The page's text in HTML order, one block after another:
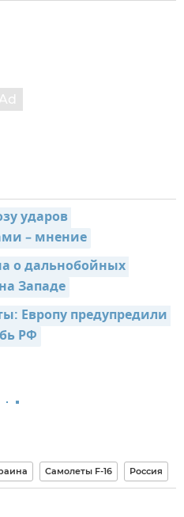
ударов
– мнение
о дальнобойных
Западе
Европу предупредили
РФ
Самолеты F-16 Россия